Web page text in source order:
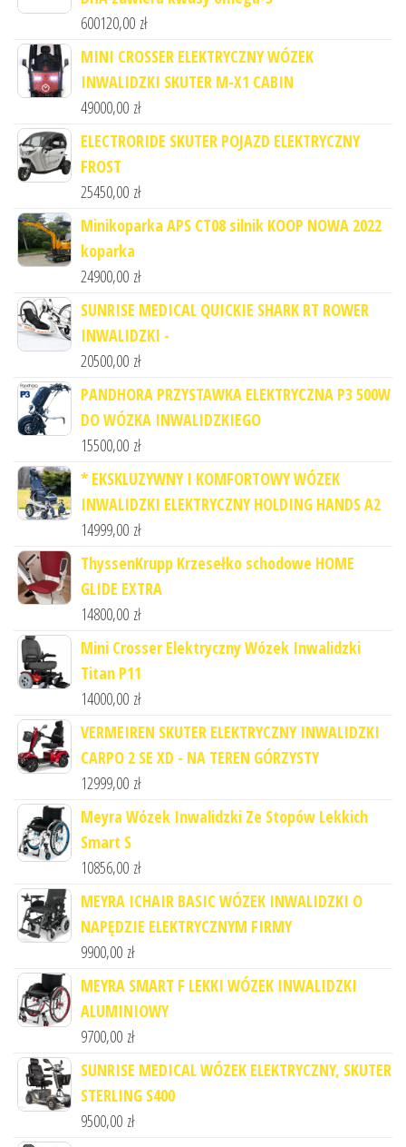
600120,00 zł
MINI CROSSER ELEKTRYCZNY WÓZEK
INWALIDZKI SKUTER M-X1 CABIN
49000,00 zł
ELECTRORIDE SKUTER POJAZD ELEKTRYCZNY
FROST
25450,00 zł
Minikoparka APS CT08 silnik KOOP NOWA 2022
koparka
24900,00 zł
SUNRISE MEDICAL QUICKIE SHARK RT ROWER
INWALIDZKI -
20500,00 zł
PANDHORA PRZYSTAWKA ELEKTRYCZNA P3 500W
DO WÓZKA INWALIDZKIEGO
15500,00 zł
* EKSKLUZYWNY I KOMFORTOWY WÓZEK
INWALIDZKI ELEKTRYCZNY HOLDING HANDS A2
14999,00 zł
ThyssenKrupp Krzesełko schodowe HOME
GLIDE EXTRA
14800,00 zł
Mini Crosser Elektryczny Wózek Inwalidzki
Titan P11
14000,00 zł
VERMEIREN SKUTER ELEKTRYCZNY INWALIDZKI
CARPO 2 SE XD - NA TEREN GÓRZYSTY
12999,00 zł
Meyra Wózek Inwalidzki Ze Stopów Lekkich
Smart S
10856,00 zł
MEYRA ICHAIR BASIC WÓZEK INWALIDZKI O
NAPĘDZIE ELEKTRYCZNYM FIRMY
9900,00 zł
MEYRA SMART F LEKKI WÓZEK INWALIDZKI
ALUMINIOWY
9700,00 zł
SUNRISE MEDICAL WÓZEK ELEKTRYCZNY, SKUTER
STERLING S400
9500,00 zł